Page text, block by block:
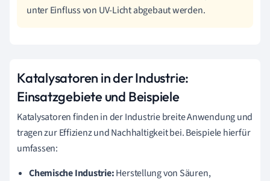
unter Einfluss von UV-Licht abgebaut werden.
Katalysatoren in der Industrie:
Einsatzgebiete und Beispiele
Katalysatoren finden in der Industrie breite Anwendung und
tragen zur Effizienz und Nachhaltigkeit bei. Beispiele hierfür
umfassen:
Chemische Industrie:Herstellung von Säuren,